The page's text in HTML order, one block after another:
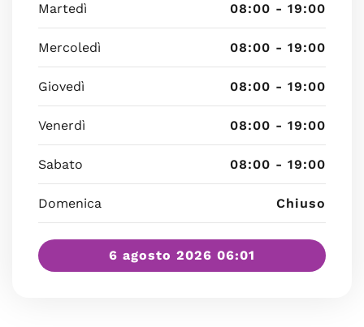
Martedì 08:00 - 19:00
Mercoledì 08:00 - 19:00
Giovedì 08:00 - 19:00
Venerdì 08:00 - 19:00
Sabato 08:00 - 19:00
Domenica Chiuso
6 agosto 2026 06:01